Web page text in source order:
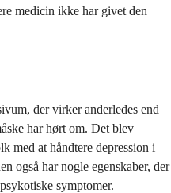
medicin ikke har givet den
der virker anderledes end
har hørt om. Det blev
med at håndtere depression i
også har nogle egenskaber, der
symptomer.